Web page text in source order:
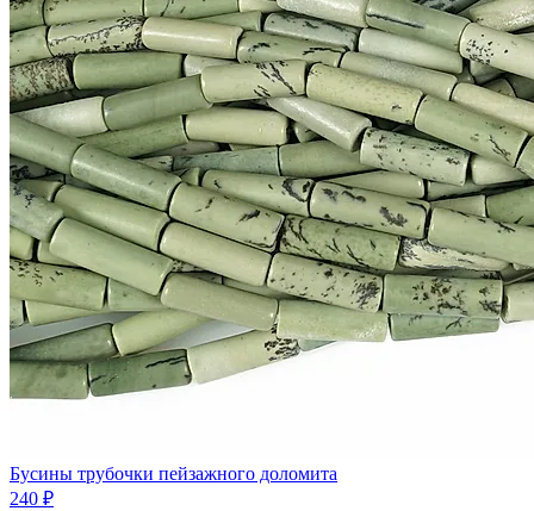
Бусины трубочки пейзажного доломита
240 ₽